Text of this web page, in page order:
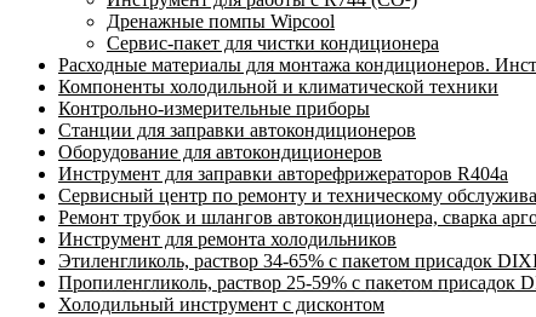
Дренажные помпы Wipcool
Сервис-пакет для чистки кондиционера
Расходные материалы для монтажа кондиционеров.
Компоненты холодильной и климатической техники
Контрольно-измерительные приборы
Станции для заправки автокондиционеров
Оборудование для автокондиционеров
Инструмент для заправки авторефрижераторов R404a
Сервисный центр по ремонту и техническому
Ремонт трубок и шлангов автокондиционера, сварка
Инструмент для ремонта холодильников
Этиленгликоль, раствор 34-65% с пакетом присадок
Пропиленгликоль, раствор 25-59% с пакетом присадок
Холодильный инструмент с дисконтом